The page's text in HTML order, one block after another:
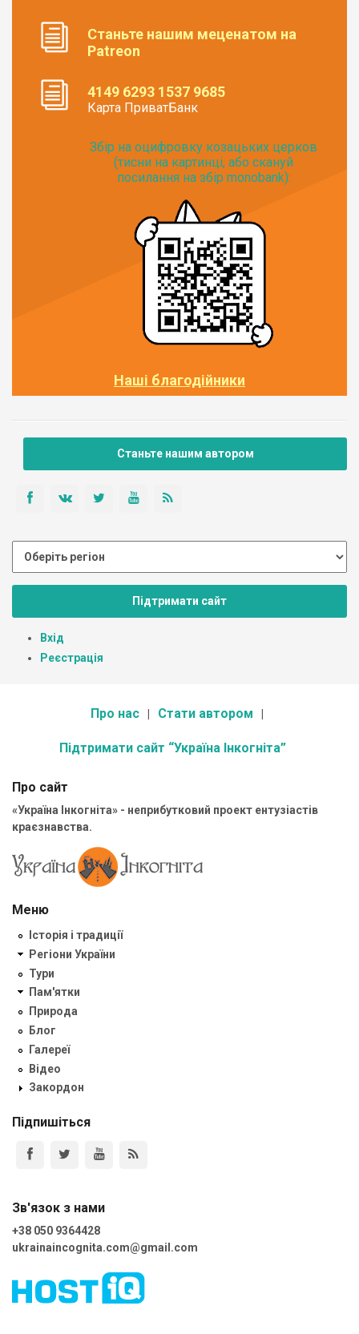
Станьте нашим меценатом на
Patreon
4149 6293 1537 9685
Карта ПриватБанк
Збір на оцифровку козацьких церков
(тисни на картинці, або скануй
посилання на збір monobank):
Наші благодійники
Станьте нашим автором
Підтримати сайт
Вхід
Реєстрація
Про нас Стати автором
Підтримати сайт “Україна Інкогніта”
Про сайт
«Україна Інкогніта» - неприбутковий проект ентузіастів
краєзнавства.
Меню
Історія і традиції
Регіони України
Тури
Пам'ятки
Природа
Блог
Галереї
Відео
Закордон
Підпишіться
Зв'язок з нами
+38 050 9364428
ukrainaincognita.com@gmail.com